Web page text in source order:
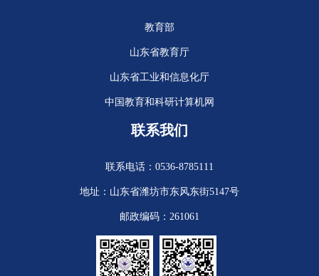
教育部
山东省教育厅
山东省工业和信息化厅
中国教育和科研计算机网
联系我们
联系电话：0536-8785111
地址：山东省潍坊市东风东街5147号
邮政编码：261061